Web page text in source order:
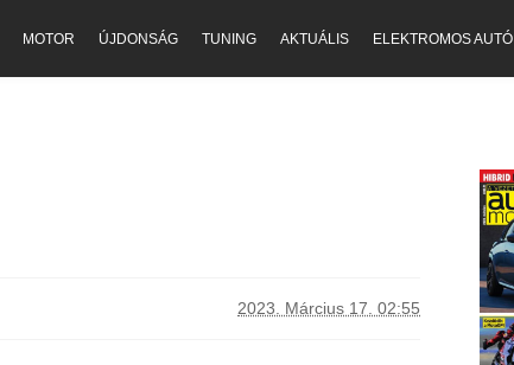
MOTOR ÚJDONSÁG TUNING AKTUÁLIS ELEKTROMOS AUTÓ
2023. Március 17. 02:55